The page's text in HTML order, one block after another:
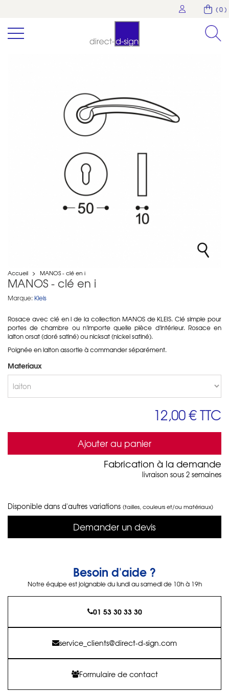
( 0 )
Accueil > MANOS - clé en i
MANOS - clé en i
Marque: Kleis
Rosace avec clé en i de la collection MANOS de KLEIS. Clésimple pour
portes de chambre ou n'importe quelle pièce d'intérieur. Rosace en
laiton orsat (doré satiné) ou nicksat (nickel satiné).
Poignée en laiton assortie à commander séparément.
Materiaux
12,00 €TTC
Ajouter au panier
Fabrication à la demande
livraison sous 2 semaines
Disponible dans d'autres variations (tailles, couleurs et/ou matériaux)
Demander un devis
Besoin d'aide ?
Notre équipe est joignable du lundi au samedi de 10h à 19h
01 53 30 33 30
service_clients@direct-d-sign.com
Formulaire de contact